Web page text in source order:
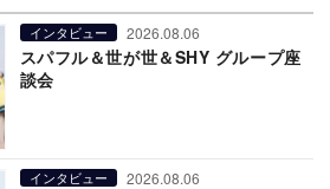
インタビュー 2026.08.06
スパフル＆世が世＆SHY グループ座
談会
インタビュー 2026.08.06